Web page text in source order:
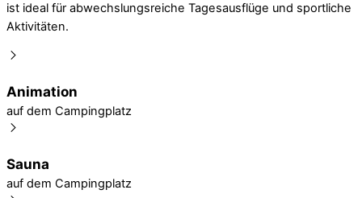
ist ideal für abwechslungsreiche Tagesausflüge und sportliche
Aktivitäten.
Animation
auf dem Campingplatz
Sauna
auf dem Campingplatz